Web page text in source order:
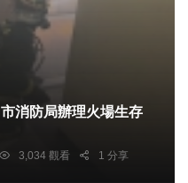
消防局辦理火場生存
3,034 觀看 1 分享